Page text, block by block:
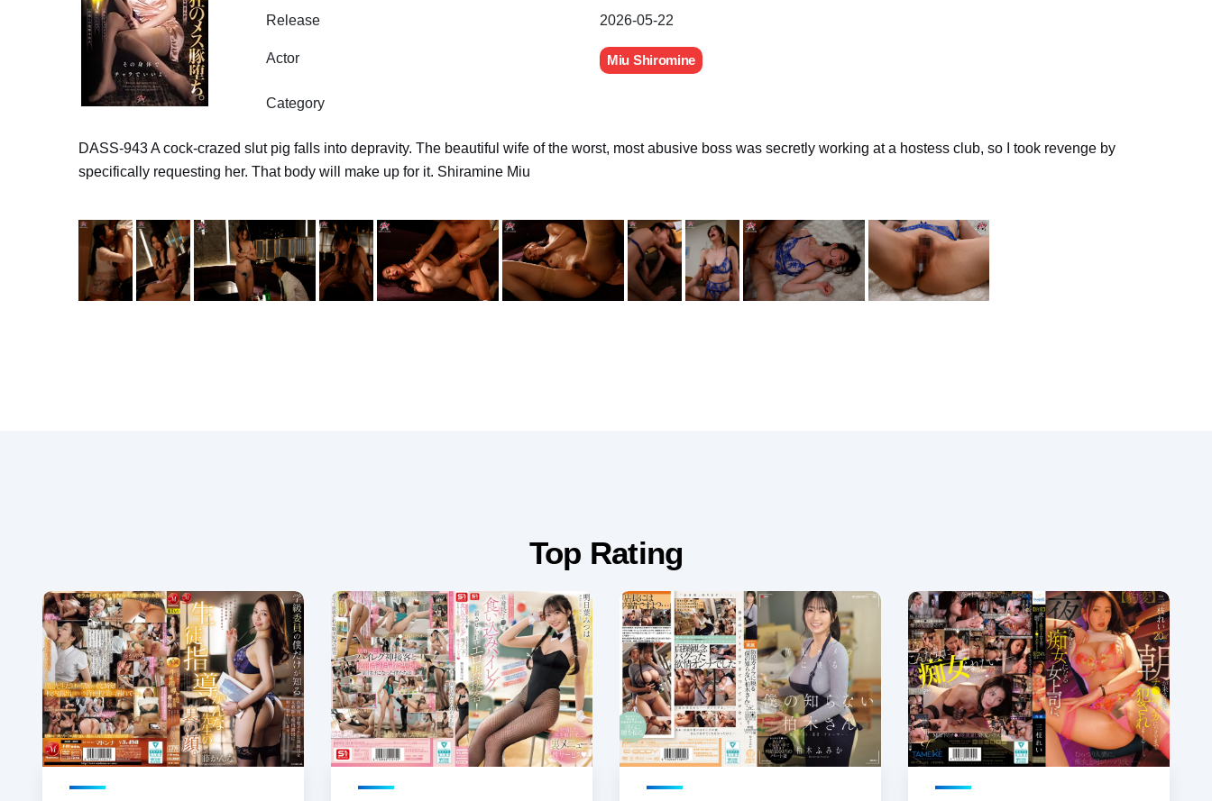
Release 2026-05-22
Actor Miu Shiromine
Category
DASS-943 A cock-crazed slut pig falls into depravity. The beautiful wife of the worst, most abusive boss was secretly working at a hostess club, so I took revenge by
specifically requesting her. That body will make up for it. Shiramine Miu
Top Rating